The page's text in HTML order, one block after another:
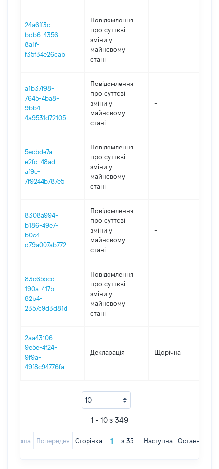
24a6ff3c-
bdb6-4356-
8a1f-
f35f34e26cab
Повідомлення
про суттєві
зміни y
майновому
стані
-
a1b37f98-
7645-4ba8-
9bb4-
4a9531d72105
Повідомлення
про суттєві
зміни y
майновому
стані
-
5ecbde7a-
e2fd-48ad-
af9e-
7f9244b787e5
Повідомлення
про суттєві
зміни y
майновому
стані
-
8308a994-
b186-49e7-
b0c4-
d79a007ab772
Повідомлення
про суттєві
зміни y
майновому
стані
-
83c65bcd-
190a-417b-
82b4-
2357c9d3d81d
Повідомлення
про суттєві
зміни y
майновому
стані
-
2aa43106-
9e5e-4f24-
9f9a-
49f8c94776fa
Декларація Щорічна
1 - 10 з 349
Перша Попередня Сторінка з 35 Наступна Остання